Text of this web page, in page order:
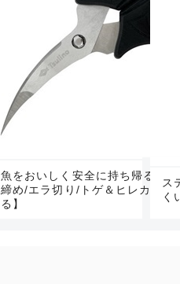
専用ニードル/〆
魚をおいしく安全に持ち帰る活
締め/エラ切り/トゲ＆ヒレカット
る】
ス
く